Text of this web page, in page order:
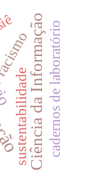
Ciência da Informação
racismo
sustentabilidade cadernos de laboratório